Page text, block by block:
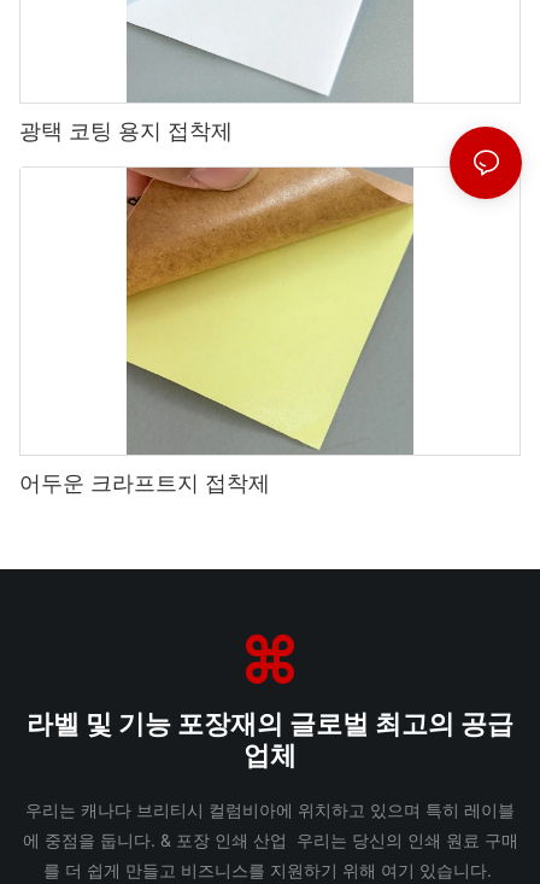
광택 코팅 용지 접착제
어두운 크라프트지 접착제
라벨 및 기능 포장재의 글로벌 최고의 공급
업체
우리는 캐나다 브리티시 컬럼비아에 위치하고 있으며 특히 레이블
에 중점을 둡니다. & 포장 인쇄 산업 우리는 당신의 인쇄 원료 구매
를 더 쉽게 만들고 비즈니스를 지원하기 위해 여기 있습니다.